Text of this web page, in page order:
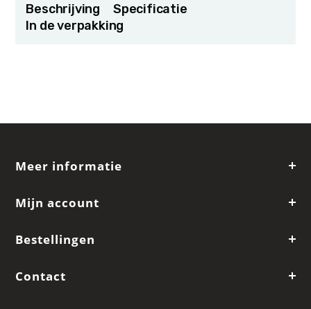
Beschrijving
Specificatie
In de verpakking
Meer informatie
Mijn account
Bestellingen
Contact